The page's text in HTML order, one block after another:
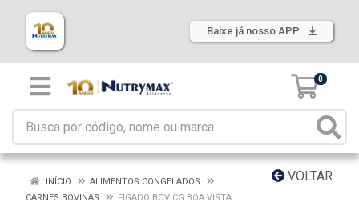
Baixe já nosso APP
0
VOLTAR
INÍCIO
ALIMENTOS CONGELADOS
CARNES BOVINAS
FIGADO BOV CG BOA VISTA